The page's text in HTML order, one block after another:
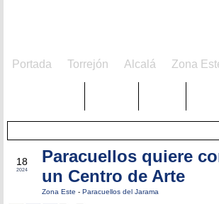
Portada Torrejón Alcalá Zona
18
2024
Paracuellos quiere
un Centro de Arte
Zona Este - Paracuellos del Jarama